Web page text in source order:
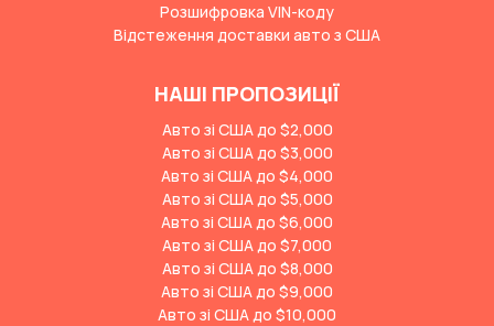
Розшифровка VIN-коду
Відстеження доставки авто з США
НАШІ ПРОПОЗИЦІЇ
Авто зі США до $2,000
Авто зі США до $3,000
Авто зі США до $4,000
Авто зі США до $5,000
Авто зі США до $6,000
Авто зі США до $7,000
Авто зі США до $8,000
Авто зі США до $9,000
Авто зі США до $10,000